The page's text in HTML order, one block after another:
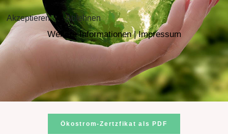
Ökostrom-Zertzfikat als PDF
Akzeptieren Ablehnen
Weitere Informationen|Impressum